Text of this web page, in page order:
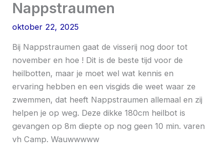
Nappstraumen
oktober 22, 2025
Bij Nappstraumen gaat de visserij nog door tot
november en hoe ! Dit is de beste tijd voor de
heilbotten, maar je moet wel wat kennis en
ervaring hebben en een visgids die weet waar ze
zwemmen, dat heeft Nappstraumen allemaal en zij
helpen je op weg. Deze dikke 180cm heilbot is
gevangen op 8m diepte op nog geen 10 min. varen
vh Camp. Wauwwwww